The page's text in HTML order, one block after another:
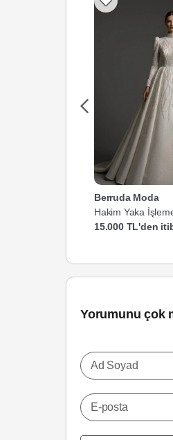
Berruda Moda
Hakim Yaka
Gelinlik
15.000 TL'den
Yorumunu çok
Ad Soyad
E-posta